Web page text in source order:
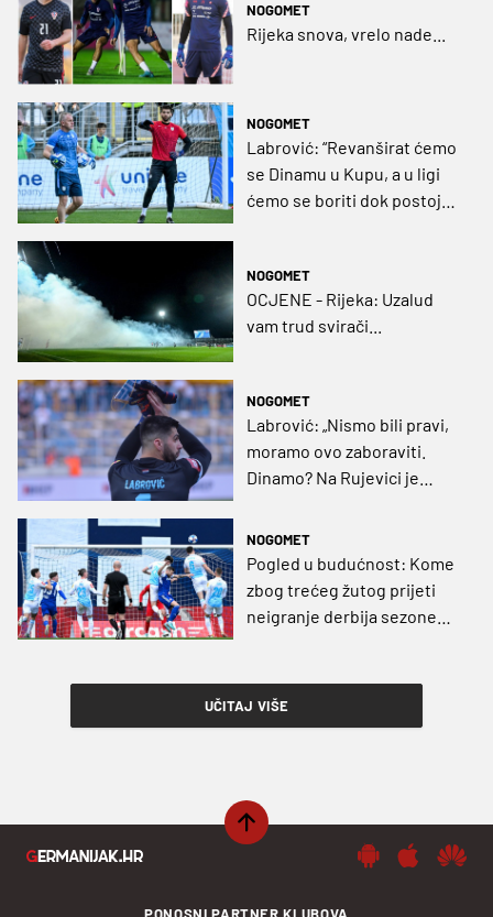
NOGOMET
Rijeka snova, vrelo nade...
NOGOMET
Labrović: “Revanširat ćemo
se Dinamu u Kupu, a u ligi
ćemo se boriti dok postoje
NOGOMET
OCJENE - Rijeka: Uzalud
vam trud svirači...
NOGOMET
Labrović: „Nismo bili pravi,
moramo ovo zaboraviti.
Dinamo? Na Rujevici je
NOGOMET
Pogled u budućnost: Kome
zbog trećeg žutog prijeti
neigranje derbija sezone
UČITAJ VIŠE